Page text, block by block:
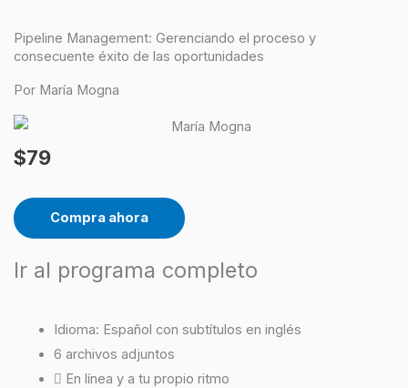
Pipeline Management: Gerenciando el proceso y
consecuente éxito de las oportunidades
Por María Mogna
$79
Compra ahora
Ir al programa completo
Idioma: Español con subtítulos en inglés
6 archivos adjuntos
En línea y a tu propio ritmo